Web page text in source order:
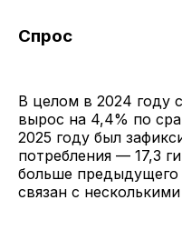
Спрос
В целом в 2024 году
вырос на 4,4% по
2025 году был
потребления — 17,3
больше
связан с